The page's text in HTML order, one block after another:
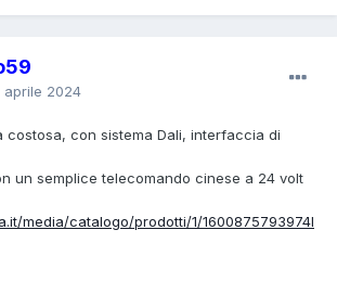
aprile 2024
costosa, con sistema Dali, interfaccia di
un semplice telecomando cinese a 24 volt
media/catalogo/prodotti/1/1600875793974l